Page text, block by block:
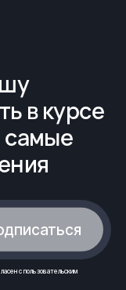
в курсе
самые
спользовательским